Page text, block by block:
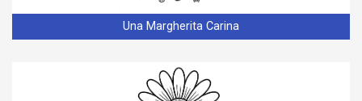
Una Margherita Carina